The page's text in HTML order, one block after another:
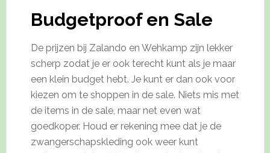
Budgetproof en Sale
De prijzen bij Zalando en Wehkamp zijn lekker
scherp zodat je er ook terecht kunt als je maar
een klein budget hebt. Je kunt er dan ook voor
kiezen om te shoppen in de sale. Niets mis met
de items in de sale, maar net even wat
goedkoper. Houd er rekening mee dat je de
zwangerschapskleding ook weer kunt